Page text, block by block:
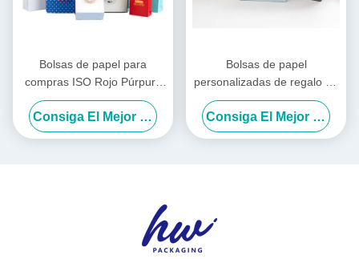
Bolsas de papel para
compras ISO Rojo Púrpura
Ropa Bolsas de compras
Logotipo Personalizado
Consiga El Mejor Precio
Bolsas de papel
personalizadas de regalo de
mano Bolsas de regalo de
cumpleaños de estilo INS
Consiga El Mejor Precio